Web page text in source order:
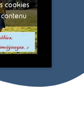
cookies